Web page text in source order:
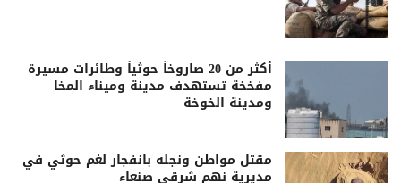
أكثر من 20 صاروخاً حوثياً وطائرات مسيرة
مفخخة تستهدف مدينة وميناء المخا
ومدينة الخوخة
مقتل مواطن ونجله بانفجار لغم حوثي في
مديرية نهم شرقي صنعاء